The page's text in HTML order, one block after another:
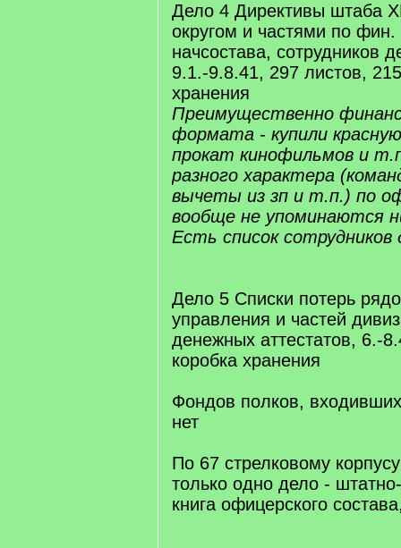
Дело 4 Директивы штаба
округом и частями по
начсостава, сотрудников
9.1.-9.8.41, 297 листов,
хранения
Преимущественно
формата - купили
прокат кинофильмов и
разного характера
вычеты из зп и т.п.) по
вообще не упоминаются
Есть список сотрудников
Дело 5 Списки потерь
управления и частей
денежных аттестатов, 6.-
коробка хранения
Фондов полков,
нет
По 67 стрелковому
только одно дело -
книга офицерского